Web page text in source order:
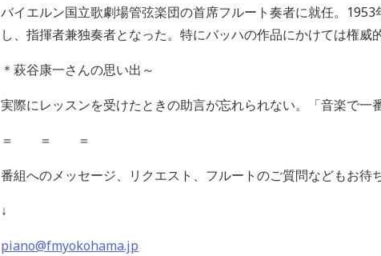
バイエルン国立歌劇場管弦楽団の首席フルート奏者に就任。 1953
し、指揮者兼独奏者となった。特にバッハの作品にかけては権威
＊萩谷康一さんの思い出～
実際にレッスンを受けたときの助言が忘れられない。「音楽で一
＝ ＝ ＝
番組へのメッセージ、リクエスト、フルートのご質問などもお待
↓
piano@fmyokohama.jp